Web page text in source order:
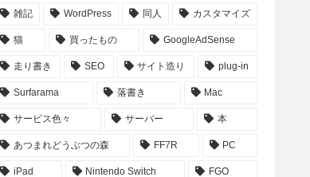
雑記 WordPress 同人 カスタマイズ
猫 買ったもの GoogleAdSense
走り書き SEO サイト造り plug-in
Surfarama 落書き Mac
サービス色々 サーバー 本
あつまれどうぶつの森 FF7R PC
iPad Nintendo Switch FGO